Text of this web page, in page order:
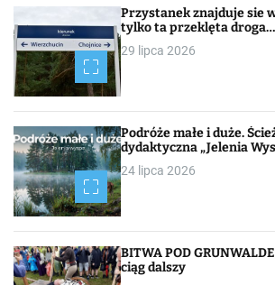
i
g
a
c
j
a
p
o
Przystanek znajduje sie
tylko ta przeklęta droga…
29 lipca 2026
Podróże małe i duże.
dydaktyczna „Jelenia
24 lipca 2026
BITWA POD
ciąg dalszy